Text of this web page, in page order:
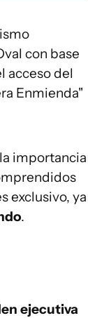
con base
acceso del
Enmienda"
importancia
exclusivo, ya
.
ejecutiva